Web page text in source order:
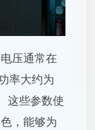
压通常在
率大约为
这些参数使
，能够为